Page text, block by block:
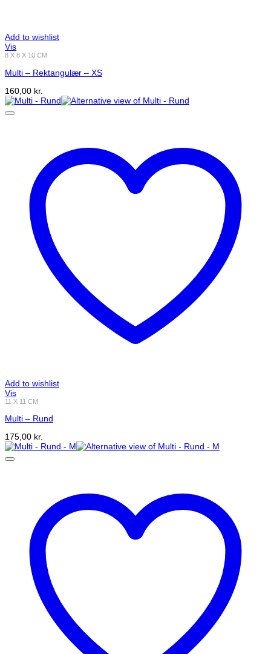
Add to wishlist
Vis
8 X 8 X 10 CM
Multi – Rektangulær – XS
160,00 kr.
Add to wishlist
Vis
11 X 11 CM
Multi – Rund
175,00 kr.